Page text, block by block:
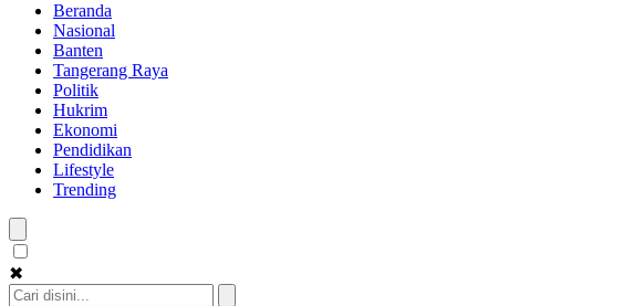
Beranda
Nasional
Banten
Tangerang Raya
Politik
Hukrim
Ekonomi
Pendidikan
Lifestyle
Trending
✖